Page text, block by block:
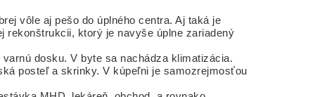
vôle aj pešo do úplného centra. Aj taká je
rekonštrukcii, ktorý je navyše úplne zariadený
dosku. V byte sa nachádza klimatizácia.
posteľ a skrinky. V kúpeľni je samozrejmosťou